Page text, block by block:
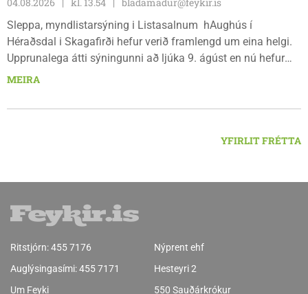
04.08.2026
kl. 13.54
bladamadur@feykir.is
Sleppa, myndlistarsýning i Listasalnum hAughús í
Héraðsdal i Skagafirði hefur verið framlengd um eina helgi.
Upprunalega átti sýningunni að ljúka 9. ágúst en nú hefur
opnunartíminn verið framlengdur til 15. ágúst. Opið er á
MEIRA
YFIRLIT FRÉTTA
Ritstjórn:455 7176
Auglýsingasími:455 7171
Um Feyki
Nýprent ehf
Hesteyri 2
550 Sauðárkrókur